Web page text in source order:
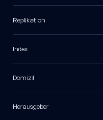
Replikation
Index
Domizil
Herausgeber